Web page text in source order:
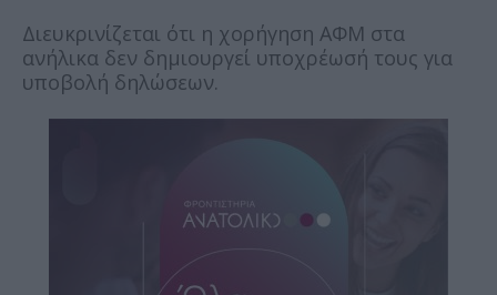
Διευκρινίζεται ότι η χορήγηση ΑΦΜ στα
ανήλικα δεν δημιουργεί υποχρέωσή τους για
υποβολή δηλώσεων.